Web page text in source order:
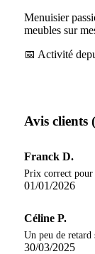
Menuisier
meubles sur
📅 Activité
Avis clients
Franck D.
Prix correct
01/01/2026
Céline P.
Un peu de retard
30/03/2025